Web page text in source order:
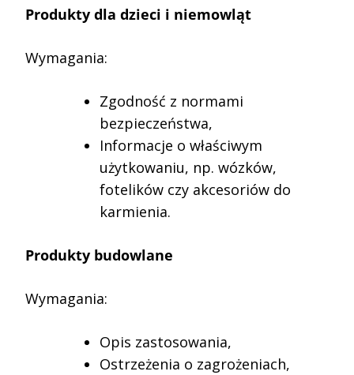
Produkty dla dzieci i niemowląt
Wymagania:
Zgodność z normami
bezpieczeństwa,
Informacje o właściwym
użytkowaniu, np. wózków,
fotelików czy akcesoriów do
karmienia.
Produkty budowlane
Wymagania:
Opis zastosowania,
Ostrzeżenia o zagrożeniach,